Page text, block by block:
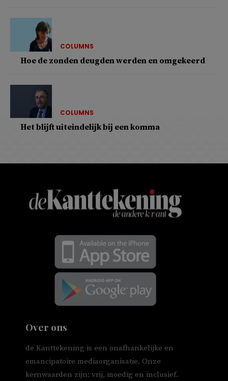
COLUMNS
Hoe de zonden deugden werden en omgekeerd
COLUMNS
Het blijft uiteindelijk bij een komma
Over ons
de Kanttekening is een onafhankelijke en
emancipatoire mediaorganisatie. Onze
kernwaarden zijn: vrij, moedig en inclusief.